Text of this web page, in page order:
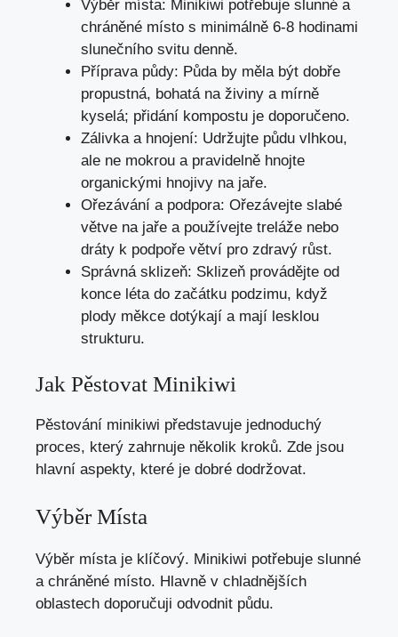
Výběr místa: Minikiwi potřebuje slunné a
chráněné místo s minimálně 6-8 hodinami
slunečního svitu denně.
Příprava půdy: Půda by měla být dobře
propustná, bohatá na živiny a mírně
kyselá; přidání kompostu je doporučeno.
Zálivka a hnojení: Udržujte půdu vlhkou,
ale ne mokrou a pravidelně hnojte
organickými hnojivy na jaře.
Ořezávání a podpora: Ořezávejte slabé
větve na jaře a používejte treláže nebo
dráty k podpoře větví pro zdravý růst.
Správná sklizeň: Sklizeň provádějte od
konce léta do začátku podzimu, když
plody měkce dotýkají a mají lesklou
strukturu.
Jak Pěstovat Minikiwi
Pěstování minikiwi představuje jednoduchý
proces, který zahrnuje několik kroků. Zde jsou
hlavní aspekty, které je dobré dodržovat.
Výběr Místa
Výběr místa je klíčový. Minikiwi potřebuje slunné
a chráněné místo. Hlavně v chladnějších
oblastech doporučuji odvodnit půdu.